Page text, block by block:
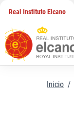
contenido
Real Instituto Elcano
Inicio /